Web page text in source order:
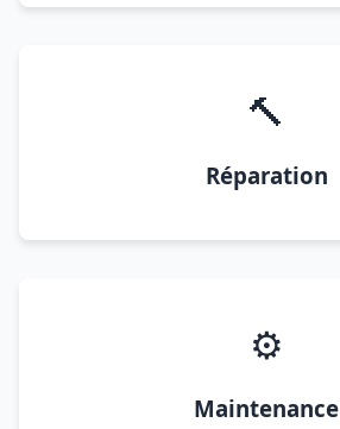
🔨
Réparation
⚙️
Maintenance